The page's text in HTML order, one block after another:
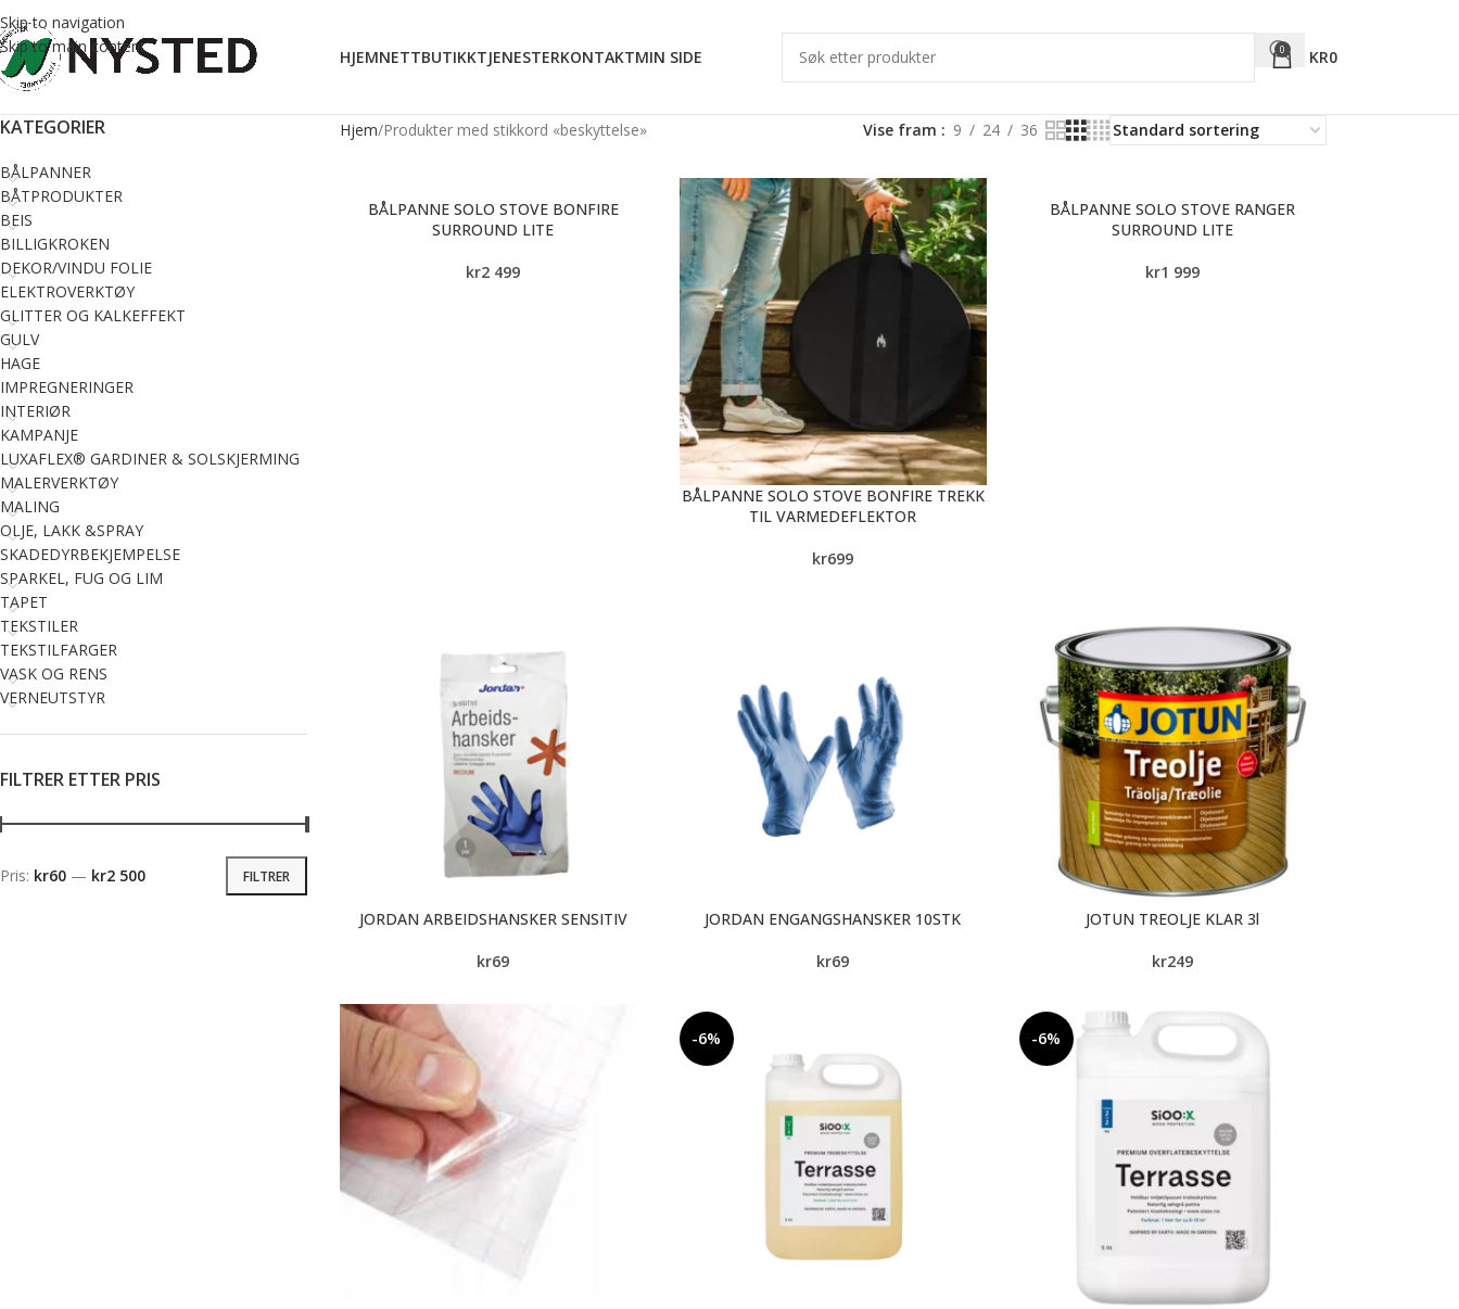
Skip to navigation
Skip to main content
HJEMNETTBUTIKKTJENESTERKONTAKTMIN SIDE 0 KR0
KATEGORIER
BÅLPANNER
BÅTPRODUKTER
BEIS
BILLIGKROKEN
DEKOR/VINDU FOLIE
ELEKTROVERKTØY
GLITTER OG KALKEFFEKT
GULV
HAGE
IMPREGNERINGER
INTERIØR
KAMPANJE
LUXAFLEX® GARDINER & SOLSKJERMING
MALERVERKTØY
MALING
OLJE, LAKK &SPRAY
SKADEDYRBEKJEMPELSE
SPARKEL, FUG OG LIM
TAPET
TEKSTILER
TEKSTILFARGER
VASK OG RENS
VERNEUTSTYR
FILTRER ETTER PRIS
FILTRER
Pris: kr60 — kr2 500
Hjem Produkter med stikkord «beskyttelse» Vise fram 9 24 36
BÅLPANNE SOLO STOVE BONFIRE
SURROUND LITE
kr2 499
BÅLPANNE SOLO STOVE BONFIRE TREKK
TIL VARMEDEFLEKTOR
kr699
BÅLPANNE SOLO STOVE RANGER
SURROUND LITE
kr1 999
JORDAN ARBEIDSHANSKER SENSITIV
kr69
JORDAN ENGANGSHANSKER 10STK
kr69
JOTUN TREOLJE KLAR 3l
kr249
-6% -6%